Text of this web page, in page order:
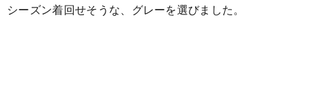
シーズン着回せそうな、グレーを選びました。